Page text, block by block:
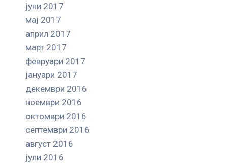
јуни 2017
мај 2017
април 2017
март 2017
февруари 2017
јануари 2017
декември 2016
ноември 2016
октомври 2016
септември 2016
август 2016
јули 2016